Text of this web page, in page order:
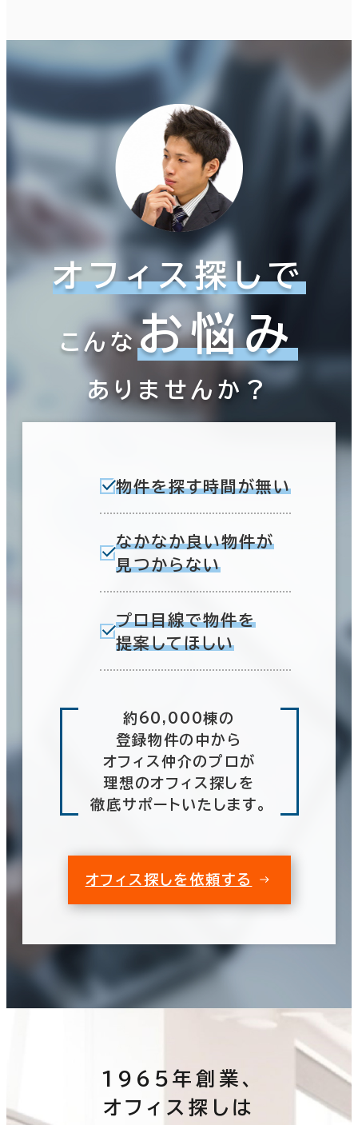
オフィス探しで
こんなお悩み
ありませんか？
物件を探す時間が無い
なかなか良い物件が
見つからない
プロ目線で物件を
提案してほしい
約60,000棟の
登録物件の中から
オフィス仲介のプロが
理想のオフィス探しを
徹底サポートいたします。
オフィス探しを依頼する
1965年創業、
オフィス探しは